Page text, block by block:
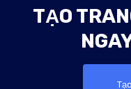
TẠO